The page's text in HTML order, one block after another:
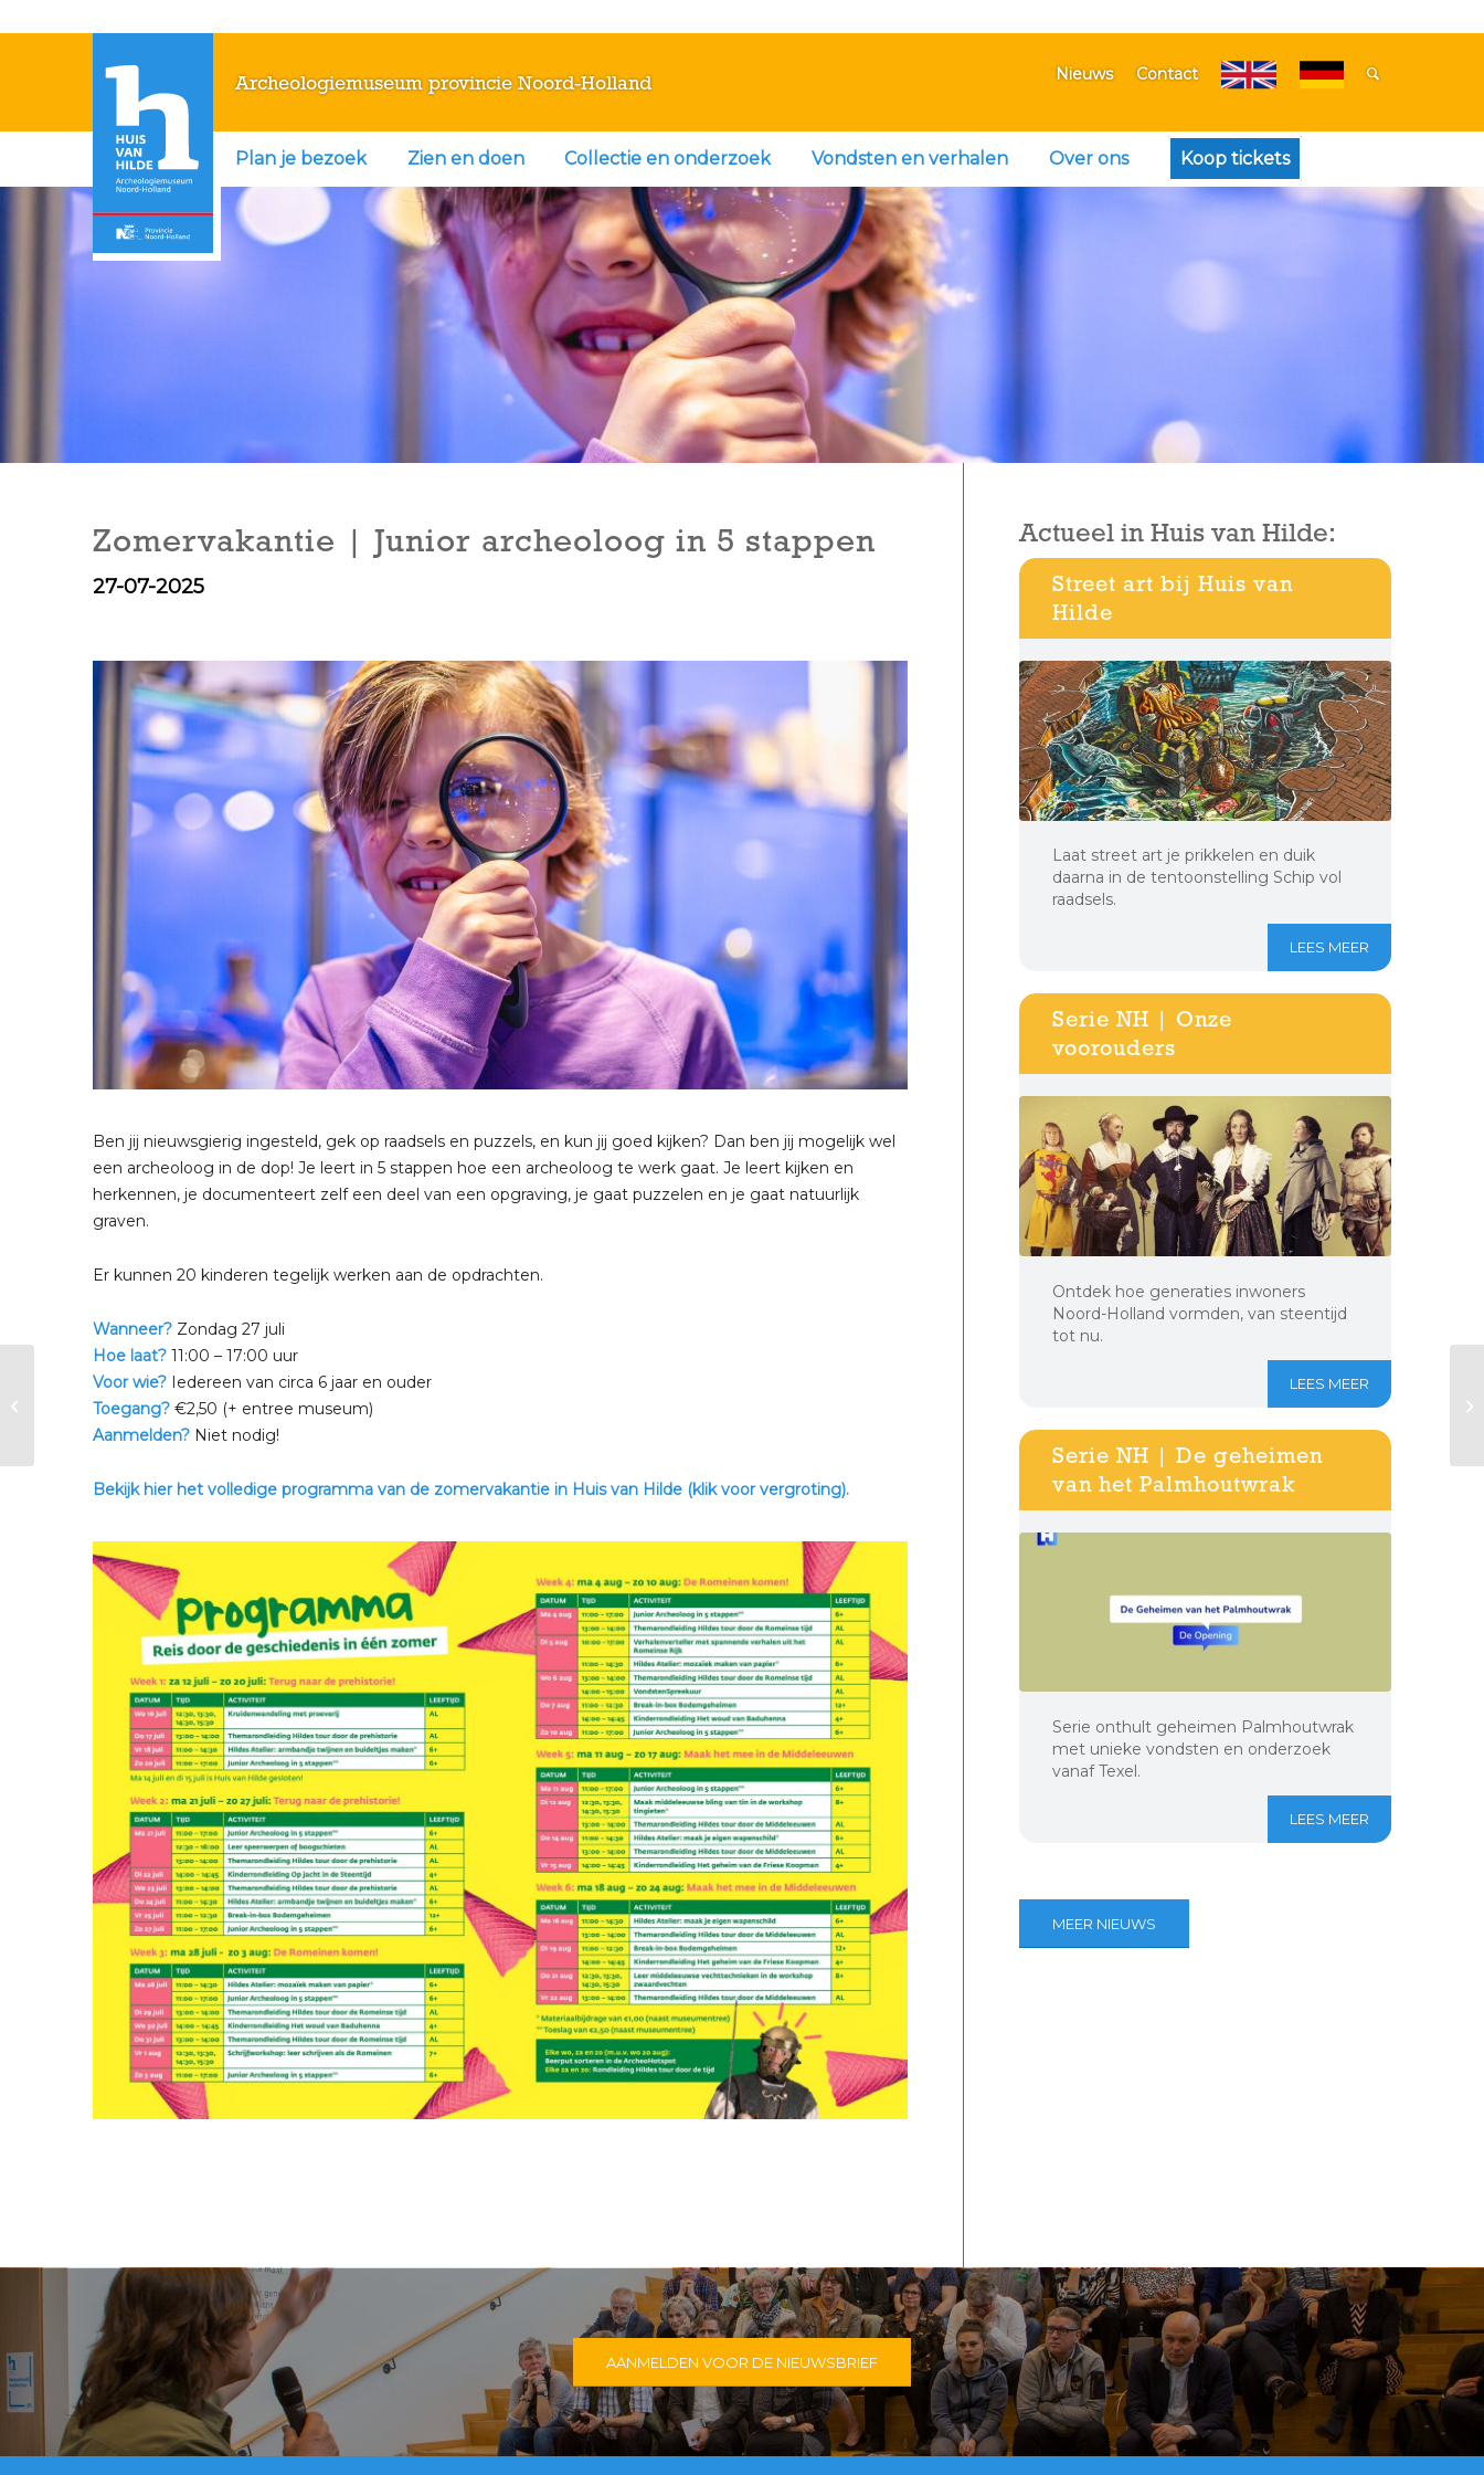
Archeologiemuseum provincie Noord-Holland Nieuws Contact
Plan je bezoek Zien en doen Collectie en onderzoek Vondsten en verhalen Over ons Koop tickets
Zomervakantie | Junior archeoloog in 5 stappen
27-07-2025
Ben jij nieuwsgierig ingesteld, gek op raadsels en puzzels, en kun jij goed kijken? Dan ben jij mogelijk wel
een archeoloog in de dop! Je leert in 5 stappen hoe een archeoloog te werk gaat. Je leert kijken en
herkennen, je documenteert zelf een deel van een opgraving, je gaat puzzelen en je gaat natuurlijk
graven.
Er kunnen 20 kinderen tegelijk werken aan de opdrachten.
Wanneer? Zondag 27 juli
Hoe laat?11:00 – 17:00 uur
Voor wie? Iedereen van circa 6 jaar en ouder
Toegang? €2,50 (+ entree museum)
Aanmelden?Niet nodig!
Bekijk hier het volledige programma van de zomervakantie in Huis van Hilde (klik voor vergroting).
Actueel in Huis van Hilde:
Street art bij Huis van
Hilde
Laat street art je prikkelen en duik
daarna in de tentoonstelling Schip vol
raadsels.
LEES MEER
Serie NH | Onze
voorouders
Ontdek hoe generaties inwoners
Noord-Holland vormden, van steentijd
tot nu.
LEES MEER
Serie NH | De geheimen
van het Palmhoutwrak
Serie onthult geheimen Palmhoutwrak
met unieke vondsten en onderzoek
vanaf Texel.
LEES MEER
MEER NIEUWS
AANMELDEN VOOR DE NIEUWSBRIEF
Zomervakantie |
Junior archeoloog in
5 stappen